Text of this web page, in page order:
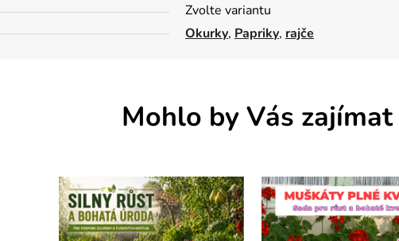
Zvolte variantu
Okurky, Papriky, rajče
Mohlo by Vás zajímat